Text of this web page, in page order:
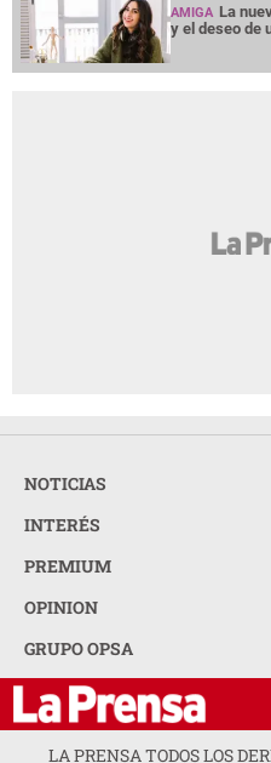
AMIGA La
y el deseo de
NOTICIAS
INTERÉS
PREMIUM
OPINION
GRUPO OPSA
LA PRENSA TODOS LOS